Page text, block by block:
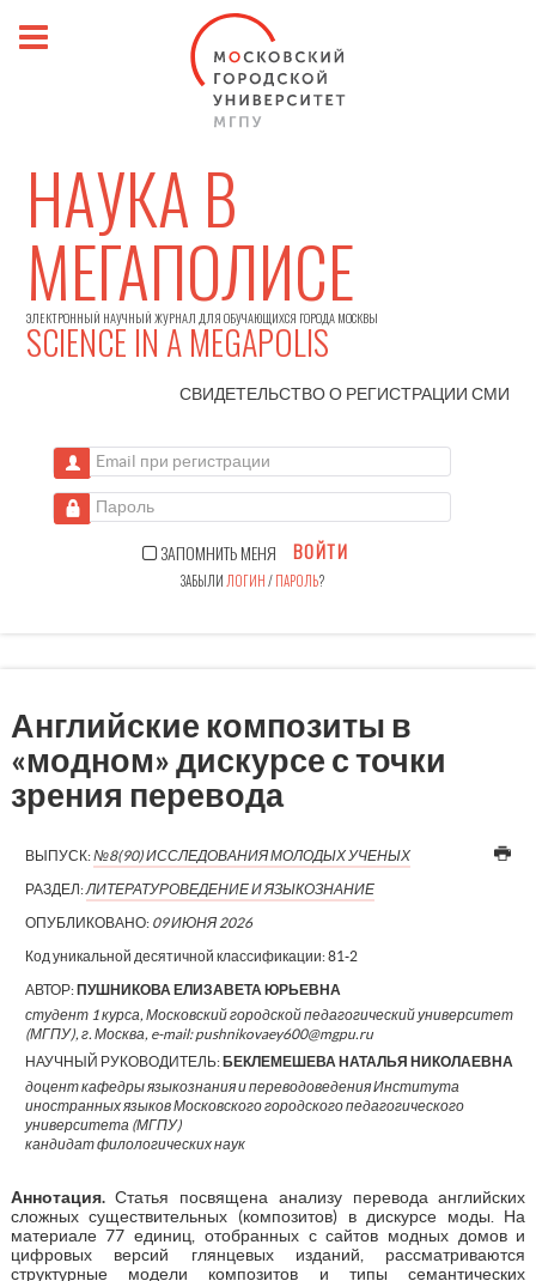
НАУКА В
МЕГАПОЛИСЕ
ЭЛЕКТРОННЫЙ НАУЧНЫЙ ЖУРНАЛ ДЛЯ ОБУЧАЮЩИХСЯ ГОРОДА МОСКВЫ
SCIENCE IN A MEGAPOLIS
СВИДЕТЕЛЬСТВО О РЕГИСТРАЦИИСМИ
Email при регистрации
Пароль
ЗАПОМНИТЬ МЕНЯ ВОЙТИ
ЗАБЫЛИ ЛОГИН/ПАРОЛЬ?
Английские композиты в
«модном» дискурсе с точки
зрения перевода
ВЫПУСК:№8(90) ИССЛЕДОВАНИЯ МОЛОДЫХ УЧЕНЫХ
РАЗДЕЛ:ЛИТЕРАТУРОВЕДЕНИЕ И ЯЗЫКОЗНАНИЕ
ОПУБЛИКОВАНО: 09 ИЮНЯ 2026
Код уникальной десятичной классификации:81-2
АВТОР:ПУШНИКОВА ЕЛИЗАВЕТА ЮРЬЕВНА
студент 1 курса, Московский городской педагогический университет
(МГПУ), г. Москва, e-mail: pushnikovaey600@mgpu.ru
НАУЧНЫЙ РУКОВОДИТЕЛЬ:БЕКЛЕМЕШЕВА НАТАЛЬЯ НИКОЛАЕВНА
доцент кафедры языкознания и переводоведения Института
иностранных языков Московского городского педагогического
университета (МГПУ)
кандидат филологических наук
Аннотация.Статья посвящена анализу перевода английских
сложных существительных (композитов) в дискурсе моды. На
материале 77 единиц, отобранных с сайтов модных домов и
цифровых версий глянцевых изданий, рассматриваются
структурные модели композитов и типы семантических